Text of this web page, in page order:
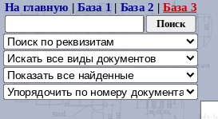
На главную |База 1 | База 2 |База 3